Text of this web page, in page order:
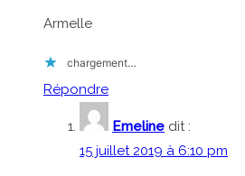
Armelle
chargement…
Répondre
Emeline dit :
15 juillet 2019 à 6:10 pm